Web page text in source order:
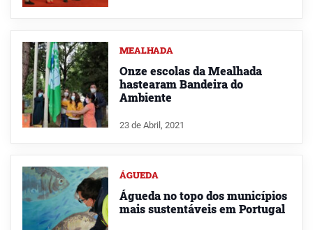
MEALHADA
Onze escolas da Mealhada
hastearam Bandeira do
Ambiente
23 de Abril, 2021
ÁGUEDA
Águeda no topo dos municípios
mais sustentáveis em Portugal